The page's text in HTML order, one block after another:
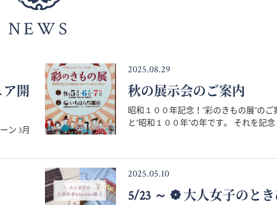
NEWS
開
ン 3月
2025.08.29
秋の展示会のご案内
昭和１００年記念！”彩のきもの展”の
と”昭和１００年”の年です。 それを記念
2025.05.10
5/23 ～ ❁ 大人女子のと